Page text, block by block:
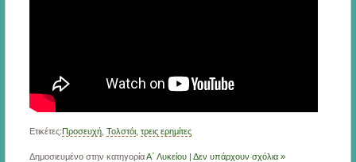
Ετικέτες: Προσευχή, Τολστόι, τρεις ερημίτες
Δημοσιευμένο στην κατηγορίαΑ΄ Λυκείου| Δεν υπάρχουν σχόλια »